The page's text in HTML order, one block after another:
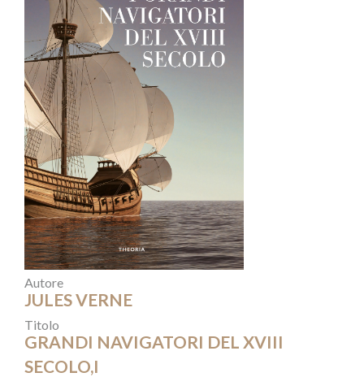
Autore
JULES VERNE
Titolo
GRANDI NAVIGATORI DEL XVIII
SECOLO,I